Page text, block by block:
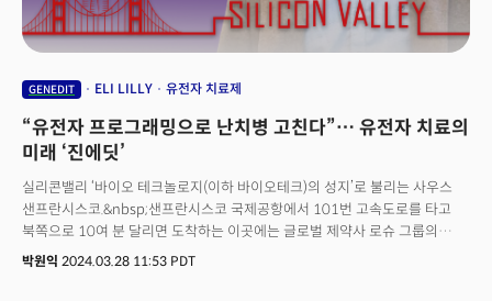
GENEDIT ELI LILLY 유전자 치료제
“유전자 프로그래밍으로 난치병 고친다”… 유전자 치료의
미래 ‘진에딧’
실리콘밸리 ‘바이오 테크놀로지(이하 바이오테크)의 성지’로 불리는 사우스
샌프란시스코.&nbsp;샌프란시스코 국제공항에서 101번 고속도로를 타고
북쪽으로 10여 분 달리면 도착하는 이곳에는 글로벌 제약사 로슈 그룹의
자회사인 ‘제넨텍(Genentech)’, 대형 제약사 ‘머크(Merck)’의 리서치랩, 암젠
박원익 2024.03.28 11:53 PDT